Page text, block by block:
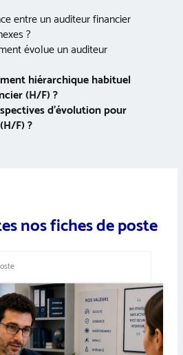
entre un auditeur financier
?
évolue un auditeur
hiérarchique habituel
(H/F) ?
d’évolution pour
F) ?
nos fiches de poste